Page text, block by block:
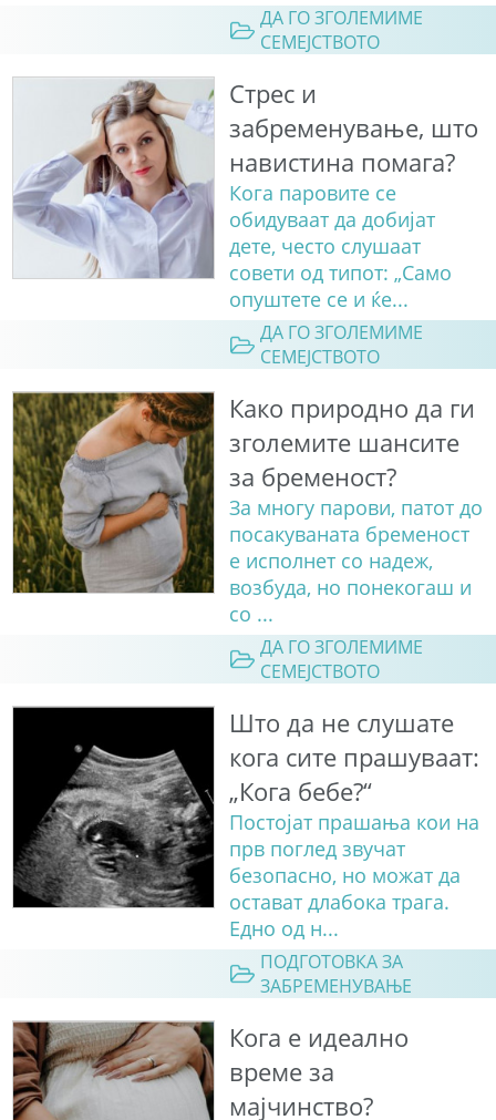
ДА ГО ЗГОЛЕМИМЕ
СЕМЕЈСТВОТО
Стрес и
забременување, што
навистина помага?
Кога паровите се
обидуваат да добијат
дете, често слушаат
совети од типот: „Само
опуштете се и ќе...
ДА ГО ЗГОЛЕМИМЕ
СЕМЕЈСТВОТО
Како природно да ги
зголемите шансите
за бременост?
За многу парови, патот до
посакуваната бременост
е исполнет со надеж,
возбуда, но понекогаш и
со ...
ДА ГО ЗГОЛЕМИМЕ
СЕМЕЈСТВОТО
Што да не слушате
кога сите прашуваат:
„Кога бебе?“
Постојат прашања кои на
прв поглед звучат
безопасно, но можат да
остават длабока трага.
Едно од н...
ПОДГОТОВКА ЗА
ЗАБРЕМЕНУВАЊЕ
Кога е идеално
време за
мајчинство?